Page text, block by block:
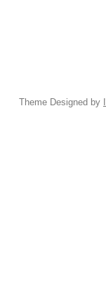
Theme Designed by